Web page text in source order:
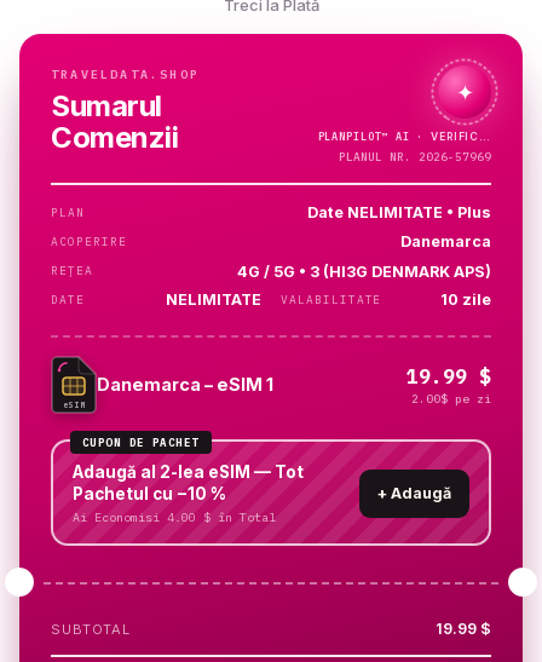
Treci la Plată
TRAVELDATA.SHOP
Sumarul
Comenzii
✦
PLANPILOT™ AI ·VERIFIC…
PLANUL NR. 2026-57969
PLAN Date NELIMITATE • Plus
ACOPERIRE Danemarca
REȚEA 4G / 5G • 3 (HI3G DENMARK APS)
DATE NELIMITATE VALABILITATE 10 zile
eSIM
Danemarca – eSIM 1 19.99 $
2.00$ pe zi
CUPON DE PACHET
Adaugă al 2-lea eSIM — Tot
Pachetul cu −10 %
Ai Economisi 4.00 $ în Total
+ Adaugă
SUBTOTAL 19.99 $